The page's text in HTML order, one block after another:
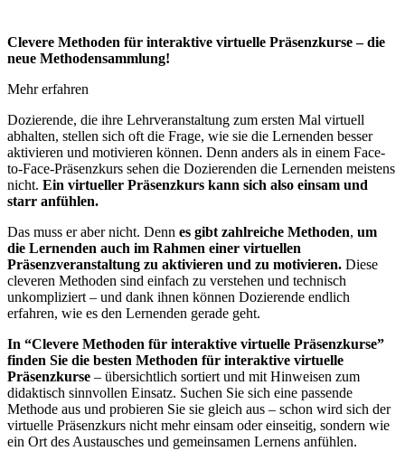
Clevere Methoden für interaktive virtuelle Präsenzkurse – die
neue Methodensammlung!
Mehr erfahren
Dozierende, die ihre Lehrveranstaltung zum ersten Mal virtuell
abhalten, stellen sich oft die Frage, wie sie die Lernenden besser
aktivieren und motivieren können. Denn anders als in einem Face-
to-Face-Präsenzkurs sehen die Dozierenden die Lernenden meistens
nicht. Ein virtueller Präsenzkurs kann sich also einsam und
starr anfühlen.
Das muss er aber nicht. Denn es gibt zahlreiche Methoden, um
die Lernenden auch im Rahmen einer virtuellen
Präsenzveranstaltung zu aktivieren und zu motivieren. Diese
cleveren Methoden sind einfach zu verstehen und technisch
unkompliziert – und dank ihnen können Dozierende endlich
erfahren, wie es den Lernenden gerade geht.
In “Clevere Methoden für interaktive virtuelle Präsenzkurse”
finden Sie die besten Methoden für interaktive virtuelle
Präsenzkurse – übersichtlich sortiert und mit Hinweisen zum
didaktisch sinnvollen Einsatz. Suchen Sie sich eine passende
Methode aus und probieren Sie sie gleich aus – schon wird sich der
virtuelle Präsenzkurs nicht mehr einsam oder einseitig, sondern wie
ein Ort des Austausches und gemeinsamen Lernens anfühlen.